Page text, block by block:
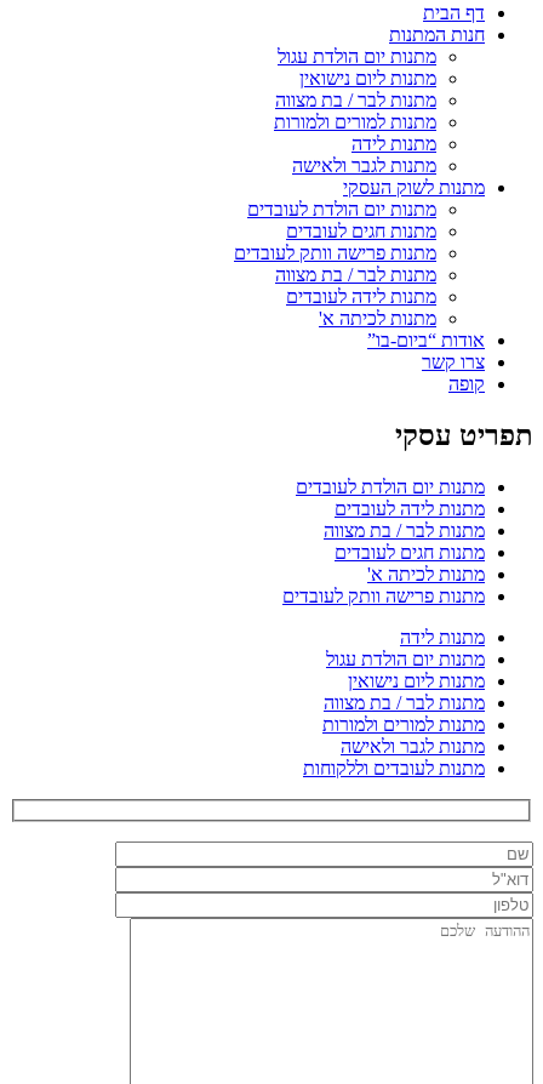
דף הבית
חנות המתנות
מתנות יום הולדת עגול
מתנות ליום נישואין
מתנות לבר / בת מצווה
מתנות למורים ולמורות
מתנות לידה
מתנות לגבר ולאישה
מתנות לשוק העסקי
מתנות יום הולדת לעובדים
מתנות חגים לעובדים
מתנות פרישה וותק לעובדים
מתנות לבר / בת מצווה
מתנות לידה לעובדים
מתנות לכיתה א'
אודות “ביום-בו”
צרו קשר
קופה
תפריט עסקי
מתנות יום הולדת לעובדים
מתנות לידה לעובדים
מתנות לבר / בת מצווה
מתנות חגים לעובדים
מתנות לכיתה א'
מתנות פרישה וותק לעובדים
מתנות לידה
מתנות יום הולדת עגול
מתנות ליום נישואין
מתנות לבר / בת מצווה
מתנות למורים ולמורות
מתנות לגבר ולאישה
מתנות לעובדים וללקוחות